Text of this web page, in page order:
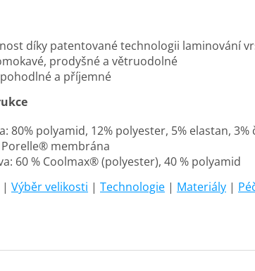
díky patentované technologii laminování
prodyšné a větruodolné
a příjemné
80% polyamid, 12% polyester, 5% elastan, 3%
membrána
60 % Coolmax® (polyester), 40 % polyamid
| Výběr velikosti | Technologie | Materiály |